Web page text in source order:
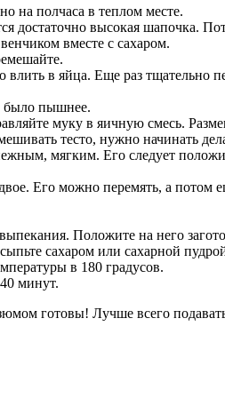
на полчаса в теплом месте.
достаточно высокая шапочка.
вместе с сахаром.
влить в яйца. Еще раз тщательно
было пышнее.
муку в яичную смесь.
тесто, нужно начинать
мягким. Его следует
Его можно перемять, а потом
Положите на него
сахаром или сахарной
в 180 градусов.
минут.
готовы! Лучше всего